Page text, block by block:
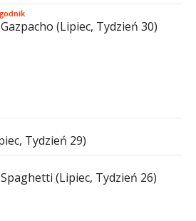
(Lipiec, Tydzień 30)
Tydzień 29)
(Lipiec, Tydzień 26)